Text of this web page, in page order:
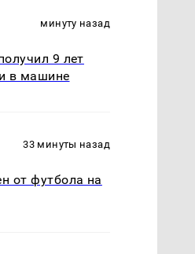
минуту назад
9 лет
в машине
33 минуты назад
от футбола на